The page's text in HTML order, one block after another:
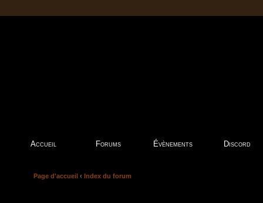
Accueil Forums Évènements Discord
Page d'accueil ‹ Index du forum